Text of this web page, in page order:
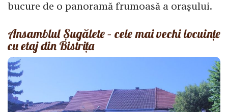
bucure de o panoramă frumoasă a orașului.
Ansamblul Șugălete – cele mai vechi locuințe
cu etaj din Bistrița